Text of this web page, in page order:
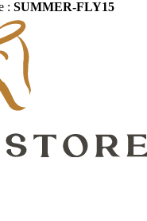
: SUMMER-FLY15